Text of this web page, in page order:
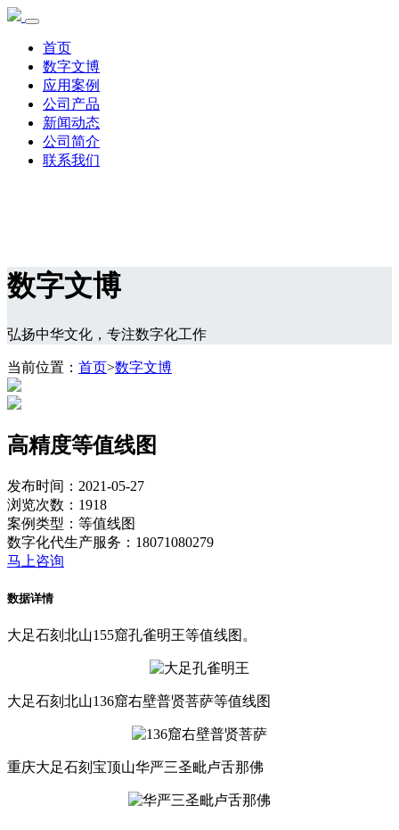
首页
数字文博
应用案例
公司产品
新闻动态
公司简介
联系我们
数字文博
弘扬中华文化，专注数字化工作
当前位置： 首页>数字文博
高精度等值线图
发布时间：2021-05-27
浏览次数：1918
案例类型：等值线图
数字化代生产服务：18071080279
马上咨询
数据详情
大足石刻北山155窟孔雀明王等值线图。
大足石刻北山136窟右壁普贤菩萨等值线图
重庆大足石刻宝顶山华严三圣毗卢舌那佛